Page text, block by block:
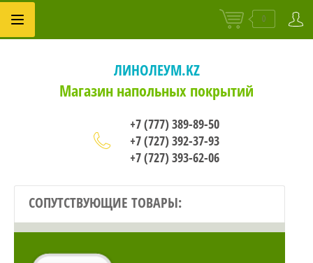
0
ЛИНОЛЕУМ.KZ
Магазин напольных покрытий
+7 (777) 389-89-50
+7 (727) 392-37-93
+7 (727) 393-62-06
СОПУТСТВУЮЩИЕ ТОВАРЫ: